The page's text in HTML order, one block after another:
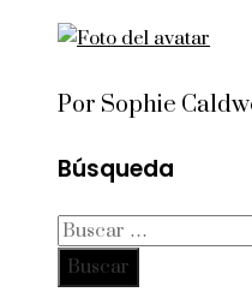
Por Sophie
Búsqueda
Buscar: